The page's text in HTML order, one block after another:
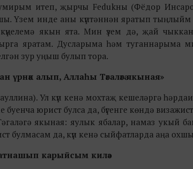
итеп, җырчы Fedukны (Фёдор
Үзем инде аны күптәннән яратып
якын ята. Мин үзем дә, җай
яратам. Дусларыма һәм туганнарыма
зур уңыш булып тора.
үрнәк алып, Аллаһы Тәгаләгә якыная»
Ул күп кенә мохтаҗ кешеләргә
юрист булса да, бүгенге көндә
якыная: яулык ябалар, намаз укый
булмасам да, күп кенә сыйфатларда аңа
катнашып карыйсым килә»